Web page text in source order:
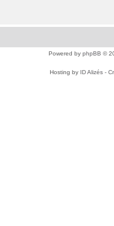
Powered by phpBB ©
Hosting by ID Alizés -